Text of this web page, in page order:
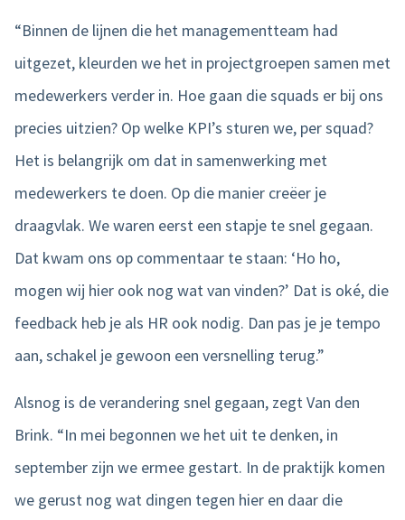
“Binnen de lijnen die het managementteam had
uitgezet, kleurden we het in projectgroepen samen met
medewerkers verder in. Hoe gaan die squads er bij ons
precies uitzien? Op welke KPI’s sturen we, per squad?
Het is belangrijk om dat in samenwerking met
medewerkers te doen. Op die manier creëer je
draagvlak. We waren eerst een stapje te snel gegaan.
Dat kwam ons op commentaar te staan: ‘Ho ho,
mogen wij hier ook nog wat van vinden?’ Dat is oké, die
feedback heb je als HR ook nodig. Dan pas je je tempo
aan, schakel je gewoon een versnelling terug.”
Alsnog is de verandering snel gegaan, zegt Van den
Brink. “In mei begonnen we het uit te denken, in
september zijn we ermee gestart. In de praktijk komen
we gerust nog wat dingen tegen hier en daar die